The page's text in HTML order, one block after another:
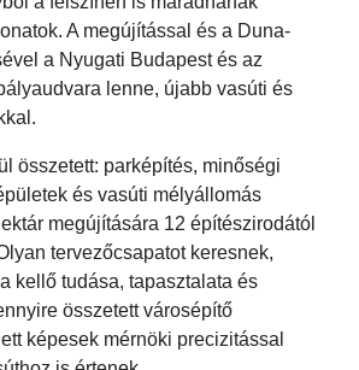
A megújítással és a Duna-
a Nyugati Budapest és az
lenne, újabb vasúti és
összetett: parképítés, minőségi
és vasúti mélyállomás
megújítására 12 építészirodától
tervezőcsapatot keresnek,
kellő tudása, tapasztalata és
összetett városépítő
képesek mérnöki precizitással